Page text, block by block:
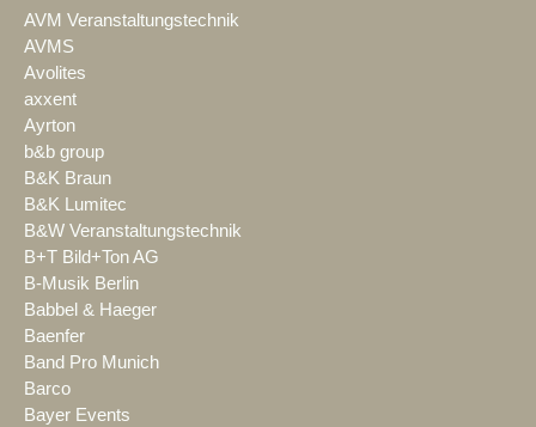
AVM Veranstaltungstechnik
AVMS
Avolites
axxent
Ayrton
b&b group
B&K Braun
B&K Lumitec
B&W Veranstaltungstechnik
B+T Bild+Ton AG
B-Musik Berlin
Babbel & Haeger
Baenfer
Band Pro Munich
Barco
Bayer Events